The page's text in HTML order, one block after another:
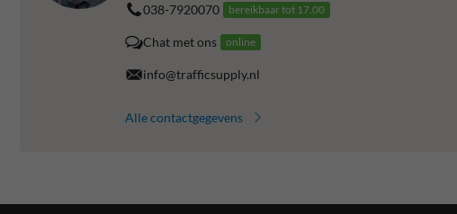
038-7920070 bereikbaar tot 17.00
Chat met ons online
info@trafficsupply.nl
Alle contactgegevens